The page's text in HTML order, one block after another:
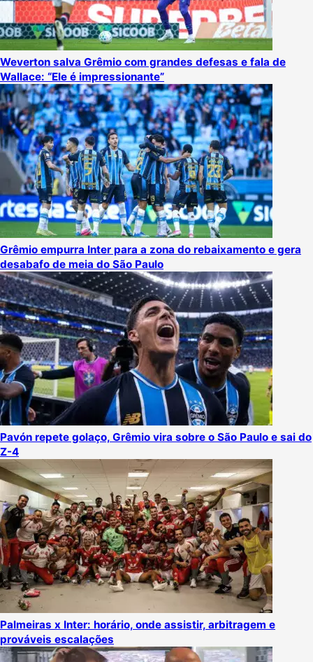
Weverton salva Grêmio com grandes defesas e fala de
Wallace: “Ele é impressionante”
Grêmio empurra Inter para a zona do rebaixamento e gera
desabafo de meia do São Paulo
Pavón repete golaço, Grêmio vira sobre o São Paulo e sai do
Z-4
Palmeiras x Inter: horário, onde assistir, arbitragem e
prováveis escalações